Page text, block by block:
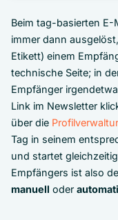
Beim tag-basierten
immer dann
Etikett) einem
technische Seite; in
Empfänger
Link im Newsletter
über die
Tag in seinem
und startet
Empfängers ist also
manuell oder